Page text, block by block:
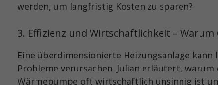
werden, um langfristig Kosten zu sparen?
3. Effizienz und Wirtschaftlichkeit –
Eine überdimensionierte Heizungsanlage
Probleme verursachen. Julian erläutert, warum
Wärmepumpe oft wirtschaftlich unsinnig ist